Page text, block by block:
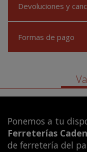
Devoluciones y
Formas de pago
Ponemos a tu
Ferreterías
de ferretería del